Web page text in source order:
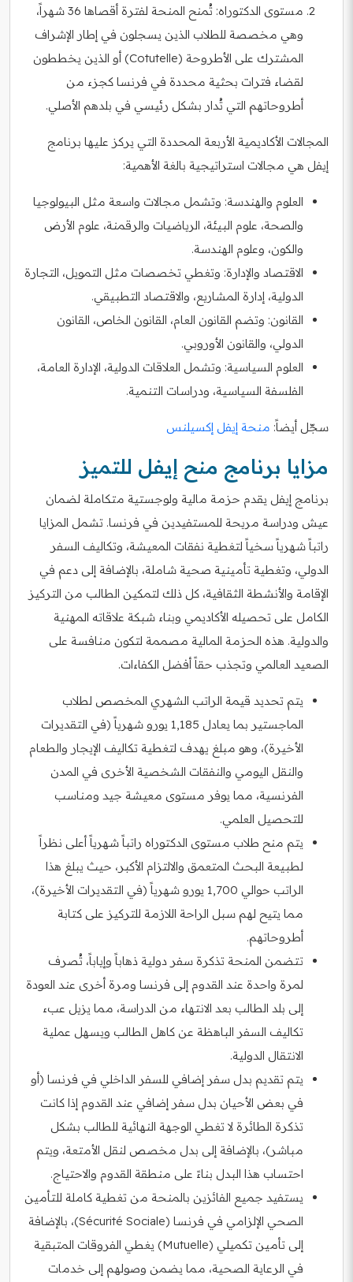
مستوى الدكتوراه: تُمنح المنحة لفترة أقصاها 36 شهراً،
وهي مخصصة للطلاب الذين يسجلون في إطار الإشراف
المشترك على الأطروحة (Cotutelle) أو الذين يخططون
لقضاء فترات بحثية محددة في فرنسا كجزء من
أطروحاتهم التي تُدار بشكل رئيسي في بلدهم الأصلي.
المجالات الأكاديمية الأربعة المحددة التي يركز عليها برنامج
إيفل هي مجالات استراتيجية بالغة الأهمية:
العلوم والهندسة: وتشمل مجالات واسعة مثل البيولوجيا
والصحة، علوم البيئة، الرياضيات والرقمنة، علوم الأرض
والكون، وعلوم الهندسة.
الاقتصاد والإدارة: وتغطي تخصصات مثل التمويل، التجارة
الدولية، إدارة المشاريع، والاقتصاد التطبيقي.
القانون: وتضم القانون العام، القانون الخاص، القانون
الدولي، والقانون الأوروبي.
العلوم السياسية: وتشمل العلاقات الدولية، الإدارة العامة،
الفلسفة السياسية، ودراسات التنمية.
سجّل أيضاً: منحة إيفل إكسيلنس
مزايا برنامج منح إيفل للتميز
برنامج إيفل يقدم حزمة مالية ولوجستية متكاملة لضمان
عيش ودراسة مريحة للمستفيدين في فرنسا. تشمل المزايا
راتباً شهرياً سخياً لتغطية نفقات المعيشة، وتكاليف السفر
الدولي، وتغطية تأمينية صحية شاملة، بالإضافة إلى دعم في
الإقامة والأنشطة الثقافية، كل ذلك لتمكين الطالب من التركيز
الكامل على تحصيله الأكاديمي وبناء شبكة علاقاته المهنية
والدولية. هذه الحزمة المالية مصممة لتكون منافسة على
الصعيد العالمي وتجذب حقاً أفضل الكفاءات.
يتم تحديد قيمة الراتب الشهري المخصص لطلاب
الماجستير بما يعادل 1,185 يورو شهرياً (في التقديرات
الأخيرة)، وهو مبلغ يهدف لتغطية تكاليف الإيجار والطعام
والنقل اليومي والنفقات الشخصية الأخرى في المدن
الفرنسية، مما يوفر مستوى معيشة جيد ومناسب
للتحصيل العلمي.
يتم منح طلاب مستوى الدكتوراه راتباً شهرياً أعلى نظراً
لطبيعة البحث المتعمق والالتزام الأكبر، حيث يبلغ هذا
الراتب حوالي 1,700 يورو شهرياً (في التقديرات الأخيرة)،
مما يتيح لهم سبل الراحة اللازمة للتركيز على كتابة
أطروحاتهم.
تتضمن المنحة تذكرة سفر دولية ذهاباً وإياباً، تُصرف
لمرة واحدة عند القدوم إلى فرنسا ومرة أخرى عند العودة
إلى بلد الطالب بعد الانتهاء من الدراسة، مما يزيل عبء
تكاليف السفر الباهظة عن كاهل الطالب ويسهل عملية
الانتقال الدولية.
يتم تقديم بدل سفر إضافي للسفر الداخلي في فرنسا (أو
في بعض الأحيان بدل سفر إضافي عند القدوم إذا كانت
تذكرة الطائرة لا تغطي الوجهة النهائية للطالب بشكل
مباشر)، بالإضافة إلى بدل مخصص لنقل الأمتعة، ويتم
احتساب هذا البدل بناءً على منطقة القدوم والاحتياج.
يستفيد جميع الفائزين بالمنحة من تغطية كاملة للتأمين
الصحي الإلزامي في فرنسا (Sécurité Sociale)، بالإضافة
إلى تأمين تكميلي (Mutuelle) يغطي الفروقات المتبقية
في الرعاية الصحية، مما يضمن وصولهم إلى خدمات